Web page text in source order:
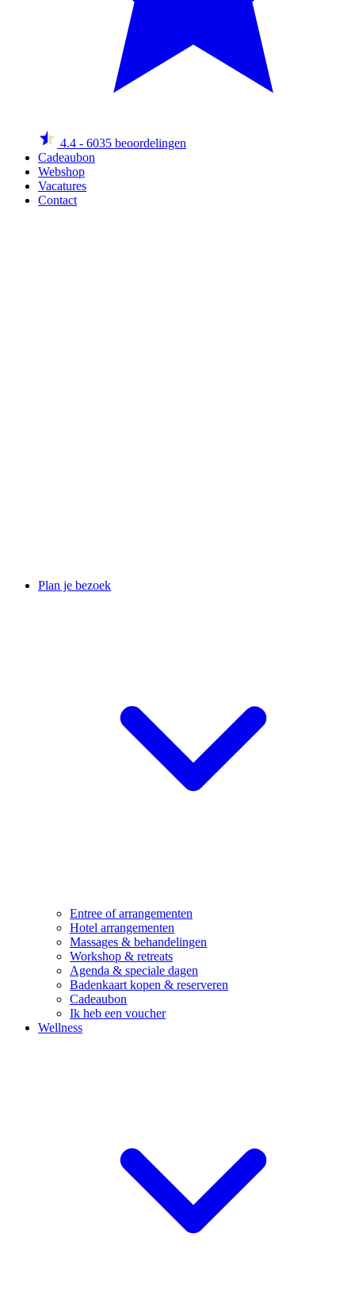
4.4 - 6035 beoordelingen
Cadeaubon
Webshop
Vacatures
Contact
Plan je bezoek
Entree of arrangementen
Hotel arrangementen
Massages & behandelingen
Workshop & retreats
Agenda & speciale dagen
Badenkaart kopen & reserveren
Cadeaubon
Ik heb een voucher
Wellness